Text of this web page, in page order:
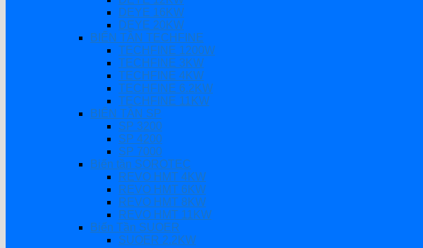
DEYE 16KW
DEYE 20KW
BIẾN TẦN TECHFINE
TECHFINE 1200W
TECHFINE 3KW
TECHFINE 4KW
TECHFINE 6.2KW
TECHFINE 11KW
BIẾN TẦN SP
SP 3200
SP 4200
SP 7000
Biến tần SOROTEC
REVO HMT 4KW
REVO HMT 6KW
REVO HMT 8KW
REVO HMT 11KW
Biến Tần SUOER
SUOER 2.2KW